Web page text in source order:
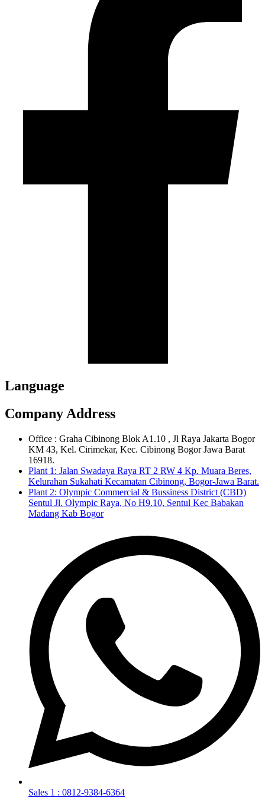
Language
Company Address
Office : Graha Cibinong Blok A1.10 , Jl Raya Jakarta Bogor
KM 43, Kel. Cirimekar, Kec. Cibinong Bogor Jawa Barat
16918.
Plant 1: Jalan Swadaya Raya RT 2 RW 4 Kp. Muara Beres,
Kelurahan Sukahati Kecamatan Cibinong, Bogor-Jawa Barat.
Plant 2: Olympic Commercial & Bussiness District (CBD)
Sentul Jl. Olympic Raya, No H9.10, Sentul Kec Babakan
Madang Kab Bogor
Sales 1 : 0812-9384-6364